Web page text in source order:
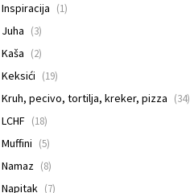
Inspiracija (1)
Juha (3)
Kaša (2)
Keksići (19)
Kruh, pecivo, tortilja, kreker, pizza (34)
LCHF (18)
Muffini (5)
Namaz (8)
Napitak (7)